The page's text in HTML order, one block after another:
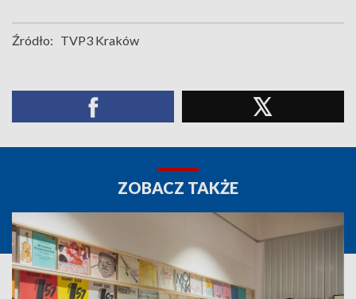
Źródło: TVP3 Kraków
ZOBACZ TAKŻE